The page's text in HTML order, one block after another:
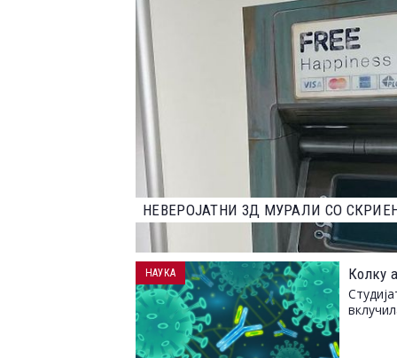
НАЈДОБРИТЕ ФОТОГРАФИИ ОД
2023 ГОДИНА
Колку
НАУКА